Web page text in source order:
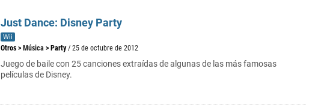
Just Dance: Disney Party
Wii
Otros > Música > Party / 25 de octubre de 2012
Juego de baile con 25 canciones extraídas de algunas de las más famosas
películas de Disney.